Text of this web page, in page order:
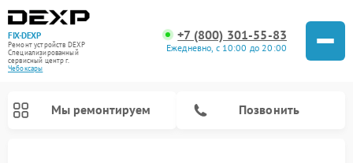
FIX-DEXP
Ремонт устройств DEXP
Специализированный
cервисный центр г.
Чебоксары
+7 (800) 301-55-83
Ежедневно, с 10:00 до 20:00
Мы ремонтируем Позвонить